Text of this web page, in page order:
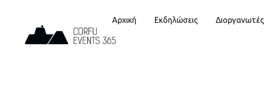
Αρχική Εκδηλώσεις Διοργανωτές